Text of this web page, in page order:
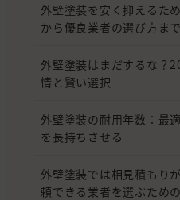
外壁塗装を安く抑えるた
から優良業者の選び方まで
外壁塗装はまだするな？
情と賢い選択
外壁塗装の耐用年数：最
を長持ちさせる
外壁塗装では相見積もり
頼できる業者を選ぶため